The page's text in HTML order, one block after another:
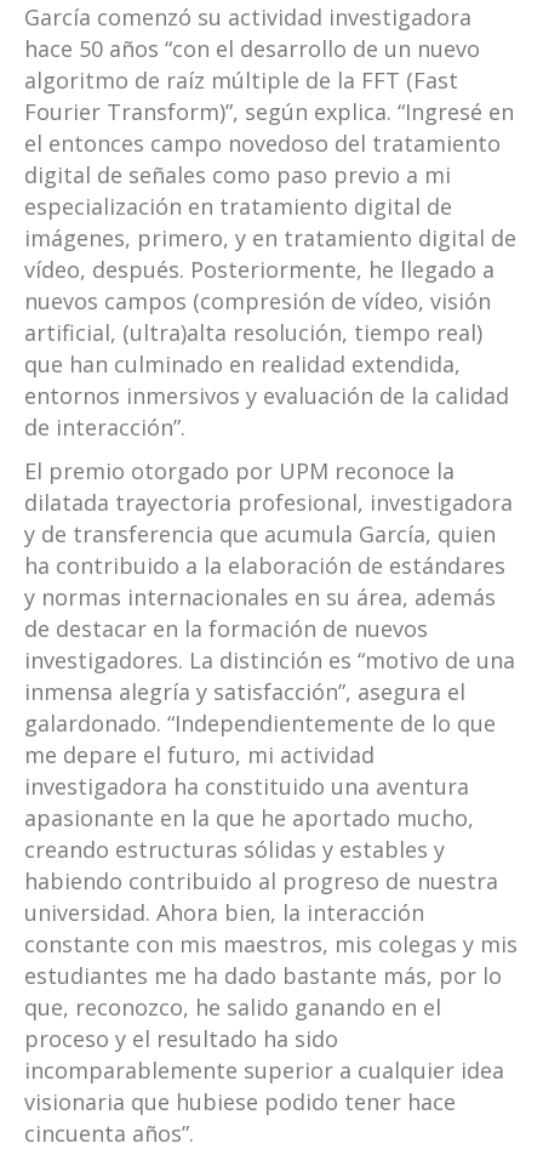
García comenzó su actividad investigadora
hace 50 años “con el desarrollo de un nuevo
algoritmo de raíz múltiple de la FFT (Fast
Fourier Transform)”, según explica. “Ingresé en
el entonces campo novedoso del tratamiento
digital de señales como paso previo a mi
especialización en tratamiento digital de
imágenes, primero, y en tratamiento digital de
vídeo, después. Posteriormente, he llegado a
nuevos campos (compresión de vídeo, visión
artificial, (ultra)alta resolución, tiempo real)
que han culminado en realidad extendida,
entornos inmersivos y evaluación de la calidad
de interacción”.
El premio otorgado por UPM reconoce la
dilatada trayectoria profesional, investigadora
y de transferencia que acumula García, quien
ha contribuido a la elaboración de estándares
y normas internacionales en su área, además
de destacar en la formación de nuevos
investigadores. La distinción es “motivo de una
inmensa alegría y satisfacción”, asegura el
galardonado. “Independientemente de lo que
me depare el futuro, mi actividad
investigadora ha constituido una aventura
apasionante en la que he aportado mucho,
creando estructuras sólidas y estables y
habiendo contribuido al progreso de nuestra
universidad. Ahora bien, la interacción
constante con mis maestros, mis colegas y mis
estudiantes me ha dado bastante más, por lo
que, reconozco, he salido ganando en el
proceso y el resultado ha sido
incomparablemente superior a cualquier idea
visionaria que hubiese podido tener hace
cincuenta años”.